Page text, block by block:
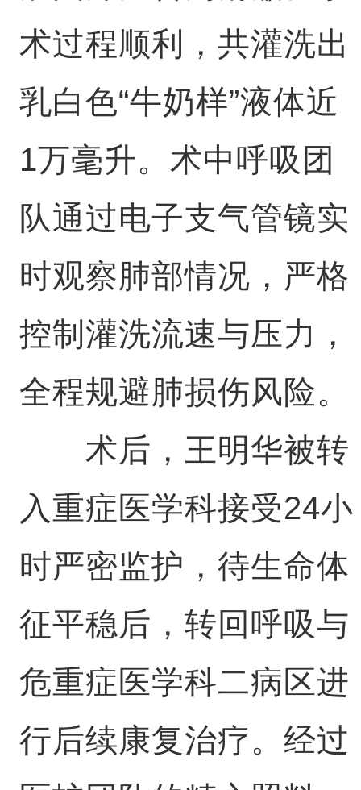
术过程顺利，共灌洗出
乳白色“牛奶样”液体近
1万毫升。术中呼吸团
队通过电子支气管镜实
时观察肺部情况，严格
控制灌洗流速与压力，
全程规避肺损伤风险。
术后，王明华被转
入重症医学科接受24小
时严密监护，待生命体
征平稳后，转回呼吸与
危重症医学科二病区进
行后续康复治疗。经过